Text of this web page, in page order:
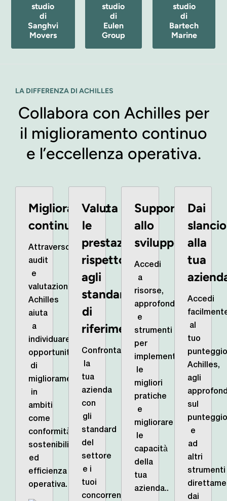
studio
di
Sanghvi
Movers
studio
di
Eulen
Group
studio
di
Bartech
Marine
LA DIFFERENZA DI ACHILLES
Collabora con Achilles per
il miglioramento continuo
e l’eccellenza operativa.
Miglioramento
continuo
Attraverso
audit
e
valutazioni,
Achilles
aiuta
a
individuare
opportunità
di
miglioramento
in
ambiti
come
conformità,
sostenibilità
ed
efficienza
operativa.
Valuta
le
prestazioni
rispetto
agli
standard
di
riferimento
Confronta
la
tua
azienda
con
gli
standard
del
settore
e i
tuoi
concorrenti
Supporto
allo
sviluppo
Accedi
a
risorse,
approfondimenti
e
strumenti
per
implementare
le
migliori
pratiche
e
migliorare
le
capacità
della
tua
azienda..
Dai
slancio
alla
tua
Accedi
al
tuo
punteggio
Achilles,
agli
sul
punteggio
e
ad
altri
strumenti
dai